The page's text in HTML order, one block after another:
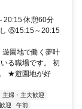
休憩60分
⑤15:15～20:15
園地で働く夢叶
る職場です。 初
★遊園地が好
主婦・主夫歓迎
迎
午前